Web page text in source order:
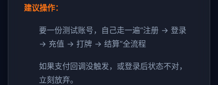
建议操作：
要一份测试账号，自己走一遍“注册 → 登录
→ 充值 → 打牌 → 结算”全流程
如果支付回调没触发，或登录后状态不对，
立刻放弃。